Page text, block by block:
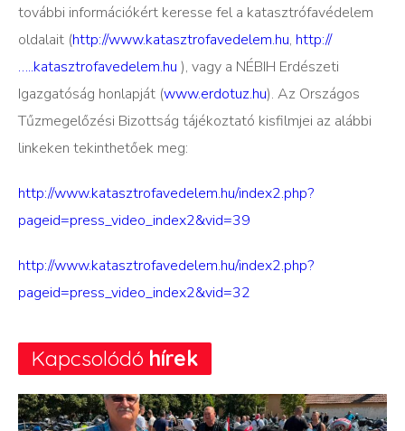
további információkért keresse fel a katasztrófavédelem
oldalait (http://www.katasztrofavedelem.hu, http://
…..katasztrofavedelem.hu ), vagy a NÉBIH Erdészeti
Igazgatóság honlapját (www.erdotuz.hu). Az Országos
Tűzmegelőzési Bizottság tájékoztató kisfilmjei az alábbi
linkeken tekinthetőek meg:
http://www.katasztrofavedelem.hu/index2.php?
pageid=press_video_index2&vid=39
http://www.katasztrofavedelem.hu/index2.php?
pageid=press_video_index2&vid=32
Kapcsolódó hírek